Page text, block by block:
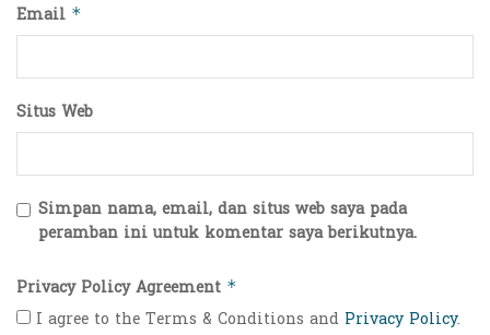
Email *
Situs Web
Simpan nama, email, dan situs web saya pada
peramban ini untuk komentar saya berikutnya.
Privacy Policy Agreement *
I agree to the Terms & Conditions and Privacy Policy.